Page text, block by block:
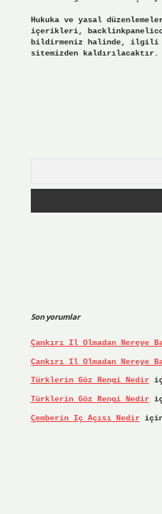
Hukuka ve yasal
içerikleri,
bildirmeniz halinde, ilgili
sitemizden kaldırılacaktır.
Son yorumlar
Çankırı Il Olmadan Nereye
Çankırı Il Olmadan Nereye
Türklerin Göz Rengi Nedir
Türklerin Göz Rengi Nedir
Çemberin Iç Açısı Nedir